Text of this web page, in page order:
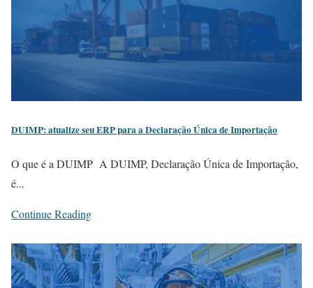
DUIMP: atualize seu ERP para a Declaração Única de Importação
O que é a DUIMP A DUIMP, Declaração Única de Importação,
é...
Continue Reading